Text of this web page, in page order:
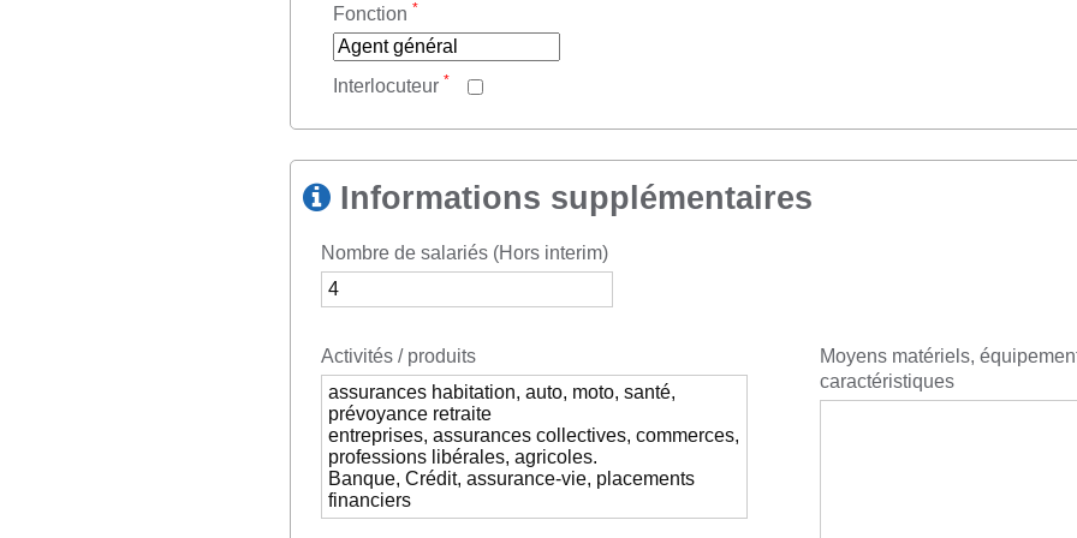
Fonction *
Interlocuteur *
Informations supplémentaires
Nombre de salariés (Hors interim)
Activités / produits
Moyens matériels,
caractéristiques